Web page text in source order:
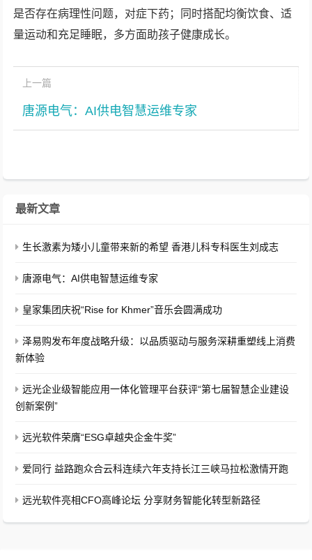
是否存在病理性问题，对症下药；同时搭配均衡饮食、适
量运动和充足睡眠，多方面助孩子健康成长。
上一篇
唐源电气：AI供电智慧运维专家
最新文章
生长激素为矮小儿童带来新的希望 香港儿科专科医生刘成志
唐源电气：AI供电智慧运维专家
皇家集团庆祝“Rise for Khmer”音乐会圆满成功
泽易购发布年度战略升级：以品质驱动与服务深耕重塑线上消费
新体验
远光企业级智能应用一体化管理平台获评“第七届智慧企业建设
创新案例”
远光软件荣膺“ESG卓越央企金牛奖”
爱同行 益路跑众合云科连续六年支持长江三峡马拉松激情开跑
远光软件亮相CFO高峰论坛 分享财务智能化转型新路径